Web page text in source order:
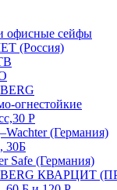
офисные сейфы
(Россия)
огнестойкие
Р
(Германия)
30Б
Safe (Германия)
КВАРЦИТ